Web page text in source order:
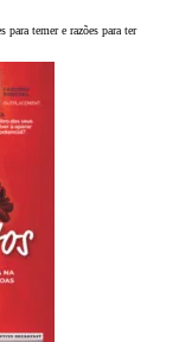
para temer e razões para ter